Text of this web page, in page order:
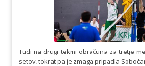
Tudi na drugi tekmi obračuna za tretje
setov, tokrat pa je zmaga pripadla